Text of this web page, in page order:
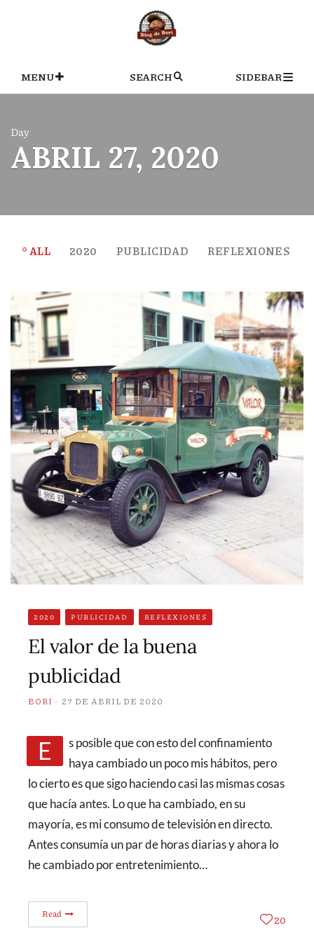
MENU SEARCH SIDEBAR
Day
ABRIL 27, 2020
ALL 2020 PUBLICIDAD REFLEXIONES
2020 PUBLICIDAD REFLEXIONES
El valor de la buena
publicidad
BORI 27 DE ABRIL DE 2020
Es posible que con esto del confinamiento
haya cambiado un poco mis hábitos, pero
lo cierto es que sigo haciendo casi las mismas cosas
que hacía antes. Lo que ha cambiado, en su
mayoría, es mi consumo de televisión en directo.
Antes consumía un par de horas diarias y ahora lo
he cambiado por entretenimiento…
Read 20